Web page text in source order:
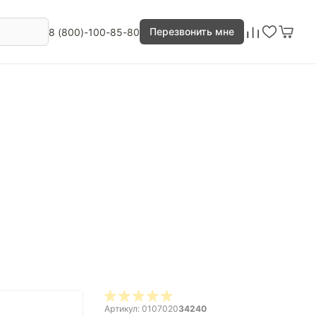
8 (800)-100-85-80 Перезвонить мне
Артикул: 010702034240